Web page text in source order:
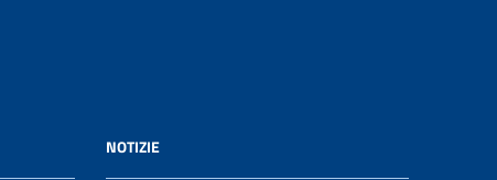
NOTIZIE